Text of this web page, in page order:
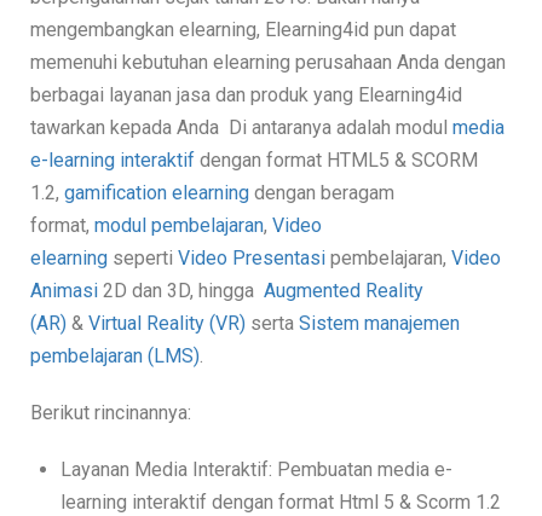
mengembangkan elearning, Elearning4id pun dapat
memenuhi kebutuhan elearning perusahaan Anda dengan
berbagai layanan jasa dan produk yang Elearning4id
tawarkan kepada Anda Di antaranya adalah modul media
e-learning interaktif dengan format HTML5 & SCORM
1.2, gamification elearning dengan beragam
format, modul pembelajaran, Video
elearning seperti Video Presentasi pembelajaran, Video
Animasi 2D dan 3D, hingga Augmented Reality
(AR) & Virtual Reality (VR) serta Sistem manajemen
pembelajaran (LMS).
Berikut rincinannya:
Layanan Media Interaktif: Pembuatan media e-
learning interaktif dengan format Html 5 & Scorm 1.2